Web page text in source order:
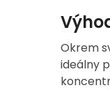
Okrem
ideálny